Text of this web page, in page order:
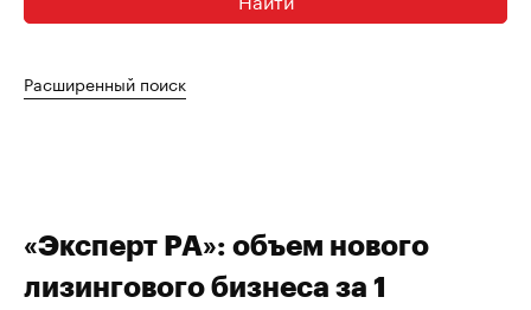
Расширенный поиск
«Эксперт РА»: объем нового
лизингового бизнеса за 1